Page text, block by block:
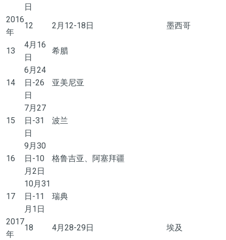
日
2016
年
12 2月12-18日 墨西哥
13
4月16
日
希腊
14
6月24
日-26
日
亚美尼亚
15
7月27
日-31
日
波兰
16
9月30
日-10
月2日
格鲁吉亚、阿塞拜疆
17
10月31
日-11
月1日
瑞典
2017
年
18 4月28-29日 埃及